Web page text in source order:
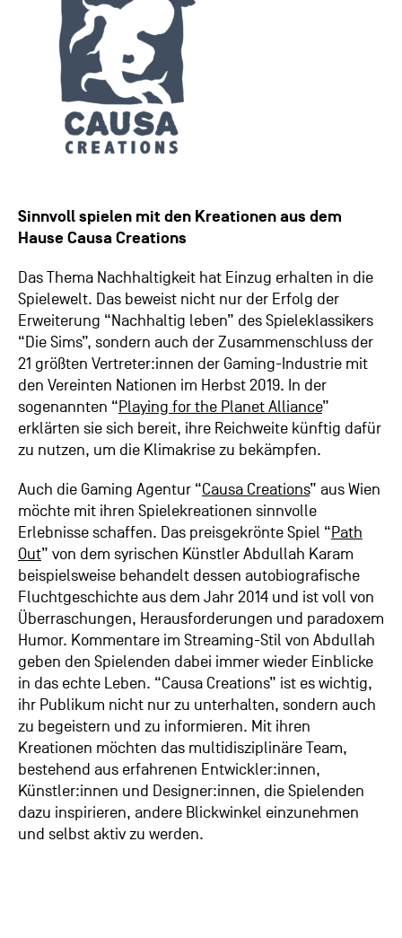
Sinnvoll spielen mit den Kreationen aus dem
Hause Causa Creations
Das Thema Nachhaltigkeit hat Einzug erhalten in die
Spielewelt. Das beweist nicht nur der Erfolg der
Erweiterung “Nachhaltig leben” des Spieleklassikers
“Die Sims”, sondern auch der Zusammenschluss der
21 größten Vertreter:innen der Gaming-Industrie mit
den Vereinten Nationen im Herbst 2019. In der
sogenannten “Playing for the Planet Alliance”
erklärten sie sich bereit, ihre Reichweite künftig dafür
zu nutzen, um die Klimakrise zu bekämpfen.
Auch die Gaming Agentur “Causa Creations” aus Wien
möchte mit ihren Spielekreationen sinnvolle
Erlebnisse schaffen. Das preisgekrönte Spiel “Path
Out” von dem syrischen Künstler Abdullah Karam
beispielsweise behandelt dessen autobiografische
Fluchtgeschichte aus dem Jahr 2014 und ist voll von
Überraschungen, Herausforderungen und paradoxem
Humor. Kommentare im Streaming-Stil von Abdullah
geben den Spielenden dabei immer wieder Einblicke
in das echte Leben. “Causa Creations” ist es wichtig,
ihr Publikum nicht nur zu unterhalten, sondern auch
zu begeistern und zu informieren. Mit ihren
Kreationen möchten das multidisziplinäre Team,
bestehend aus erfahrenen Entwickler:innen,
Künstler:innen und Designer:innen, die Spielenden
dazu inspirieren, andere Blickwinkel einzunehmen
und selbst aktiv zu werden.